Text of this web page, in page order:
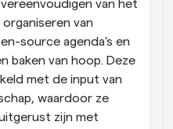
van het
van
source agenda's en
baken van hoop. Deze
met de input van
waardoor ze
zijn met